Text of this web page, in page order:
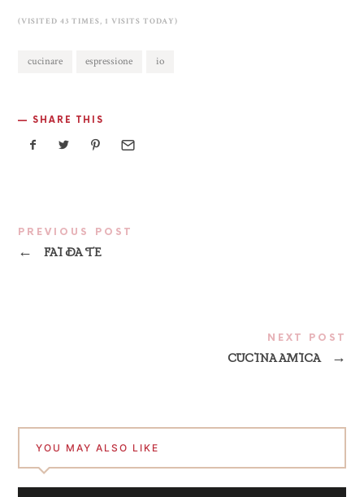
(VISITED 43 TIMES, 1 VISITS TODAY)
cucinare espressione io
SHARE THIS
PREVIOUS POST
← FAI DA TE
NEXT POST
CUCINA AMICA →
YOU MAY ALSO LIKE